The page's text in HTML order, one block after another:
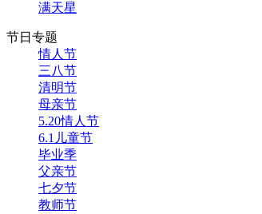
满天星
节日专题
情人节
三八节
清明节
母亲节
5.20情人节
6.1儿童节
毕业季
父亲节
七夕节
教师节